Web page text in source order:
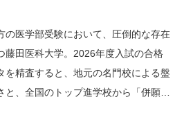
の医学部受験において、圧倒的な存在
藤田医科大学。2026年度入試の合格
を精査すると、地元の名門校による盤
と、全国のトップ進学校から「併願